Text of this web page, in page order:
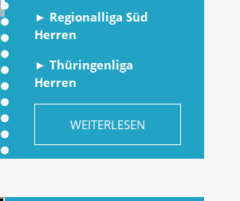
► Regionalliga Süd
Herren
► Thüringenliga
Herren
WEITERLESEN